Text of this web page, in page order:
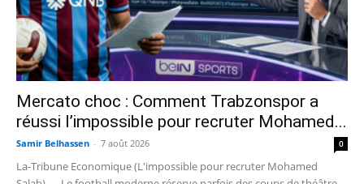
Mercato choc : Comment Trabzonspor a
réussi l’impossible pour recruter Mohamed...
Samir Belhassen - 7 août 2026 0
La-Tribune Economique (L'impossible pour recruter Mohamed